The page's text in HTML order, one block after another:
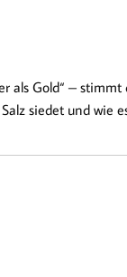
als Gold“ –
siedet und wie